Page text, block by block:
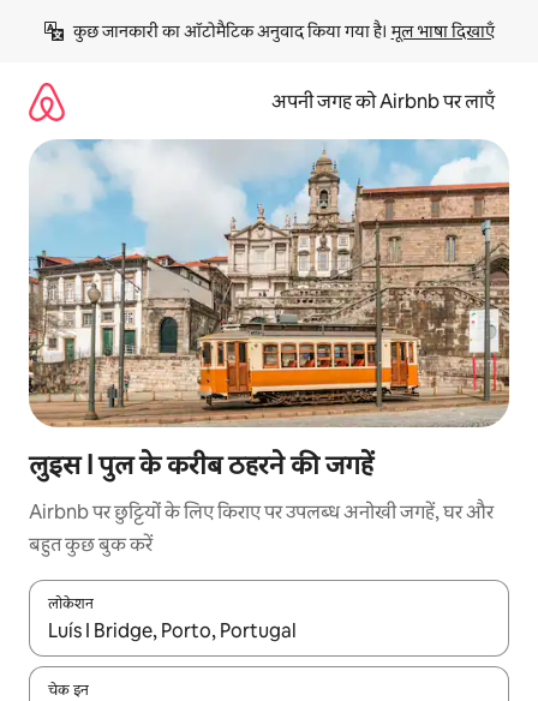
छोड़कर
कॉन्टेंट
कुछ जानकारी का ऑटोमैटिक अनुवाद किया गया है। मूल भाषा दिखाएँ
अपनी जगह को Airbnb पर लाएँ
लुइस I पुल के करीब ठहरने की जगहें
Airbnb पर छुट्टियों के लिए किराए पर उपलब्ध अनोखी जगहें, घर और
बहुत कुछ बुक करें
लोकेशन
नतीजों के उपलब्ध होने पर, अप और डाउन 'ऐरो की' का इस्तेमाल करके नेविगेट
चेक इन